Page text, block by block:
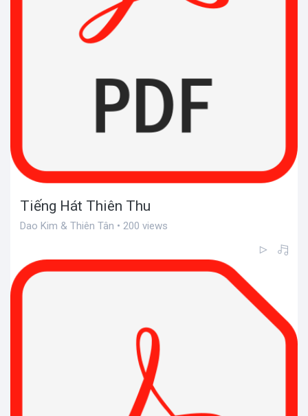
Tiếng Hát Thiên Thu
Dao Kim & Thiên Tân • 200 views